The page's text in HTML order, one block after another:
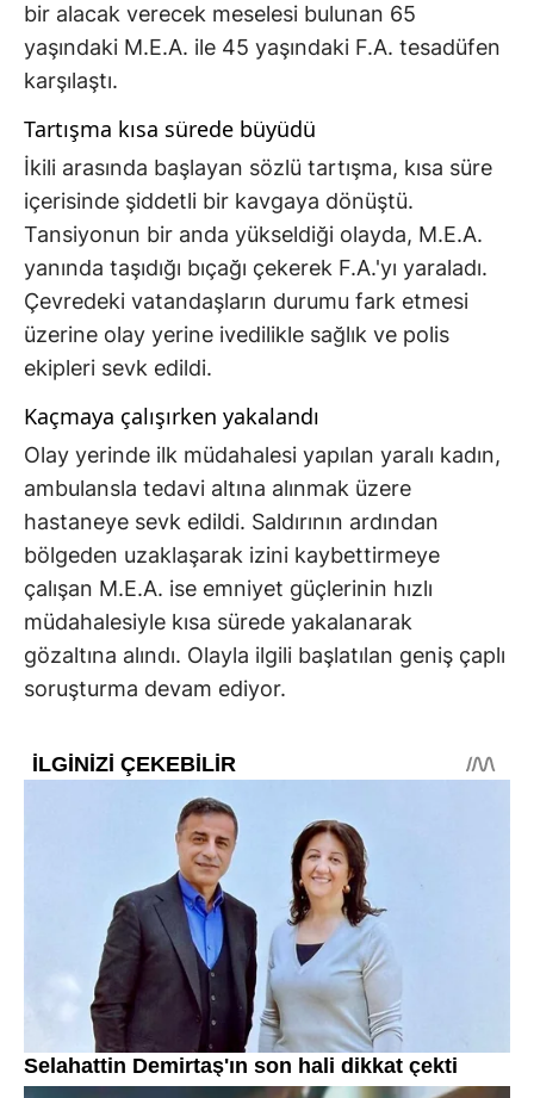
bir alacak verecek meselesi bulunan 65
yaşındaki M.E.A. ile 45 yaşındaki F.A. tesadüfen
karşılaştı.
Tartışma kısa sürede büyüdü
İkili arasında başlayan sözlü tartışma, kısa süre
içerisinde şiddetli bir kavgaya dönüştü.
Tansiyonun bir anda yükseldiği olayda, M.E.A.
yanında taşıdığı bıçağı çekerek F.A.'yı yaraladı.
Çevredeki vatandaşların durumu fark etmesi
üzerine olay yerine ivedilikle sağlık ve polis
ekipleri sevk edildi.
Kaçmaya çalışırken yakalandı
Olay yerinde ilk müdahalesi yapılan yaralı kadın,
ambulansla tedavi altına alınmak üzere
hastaneye sevk edildi. Saldırının ardından
bölgeden uzaklaşarak izini kaybettirmeye
çalışan M.E.A. ise emniyet güçlerinin hızlı
müdahalesiyle kısa sürede yakalanarak
gözaltına alındı. Olayla ilgili başlatılan geniş çaplı
soruşturma devam ediyor.